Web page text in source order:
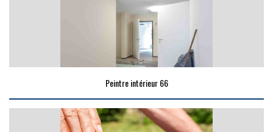
Peintre intérieur 66